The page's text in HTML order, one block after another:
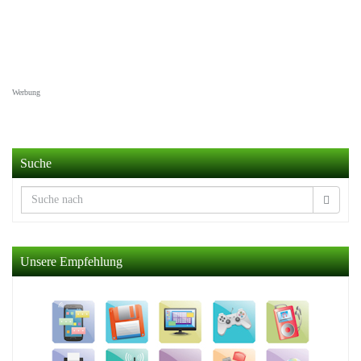
Werbung
Suche
Unsere Empfehlung